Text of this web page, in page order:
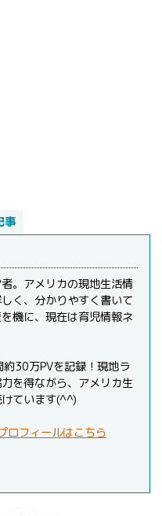
事
。アメリカの現地生活情
く、分かりやすく書いて
機に、現在は育児情報ネ
30万PVを記録！現地ラ
を得ながら、アメリカ生
ています(^^)
ロフィールはこちら